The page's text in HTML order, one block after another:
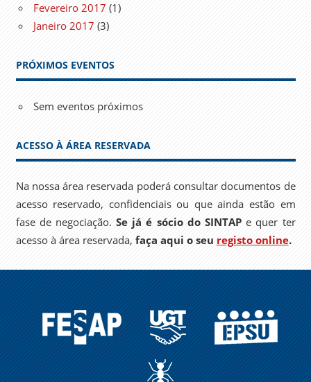
Fevereiro 2017 (1)
Janeiro 2017 (3)
PRÓXIMOS EVENTOS
Sem eventos próximos
ACESSO À ÁREA RESERVADA
Na nossa área reservada poderá consultar documentos de
acesso reservado, confidenciais ou que ainda estão em
fase de negociação.Se já é sócio do SINTAPe quer ter
acesso à área reservada, faça aqui o seu registo online.
FESAP UGT EPSU
A